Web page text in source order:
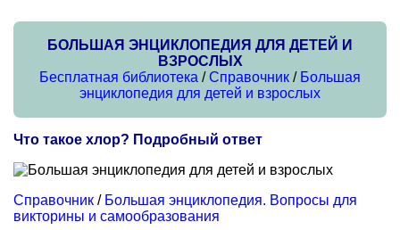
БОЛЬШАЯ ЭНЦИКЛОПЕДИЯ ДЛЯ ДЕТЕЙ И
ВЗРОСЛЫХ
Бесплатная библиотека /Справочник / Большая
энциклопедия для детей и взрослых
Что такое хлор? Подробный ответ
Справочник / Большая энциклопедия. Вопросы для
викторины и самообразования